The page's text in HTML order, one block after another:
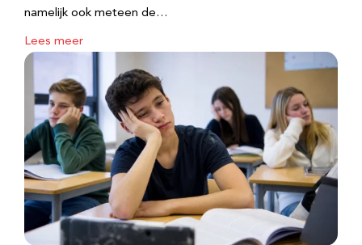
namelijk ook meteen de…
Lees meer